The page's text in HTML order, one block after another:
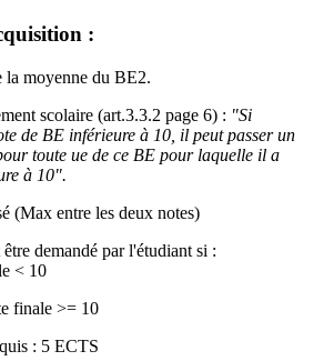
:
la moyenne du BE2.
scolaire (art.3.3.2 page 6) : "Si
de BE inférieure à 10, il peut passer un
toute ue de ce BE pour laquelle il a
à 10".
(Max entre les deux notes)
demandé par l'étudiant si :
< 10
finale >= 10
: 5 ECTS